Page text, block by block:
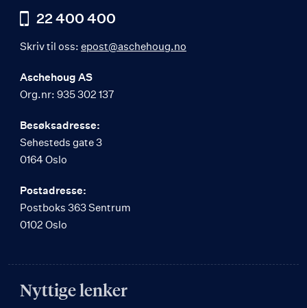
22 400 400
Skriv til oss: epost@aschehoug.no
Aschehoug AS
Org.nr: 935 302 137
Besøksadresse:
Sehesteds gate 3
0164 Oslo
Postadresse:
Postboks 363 Sentrum
0102 Oslo
Nyttige lenker